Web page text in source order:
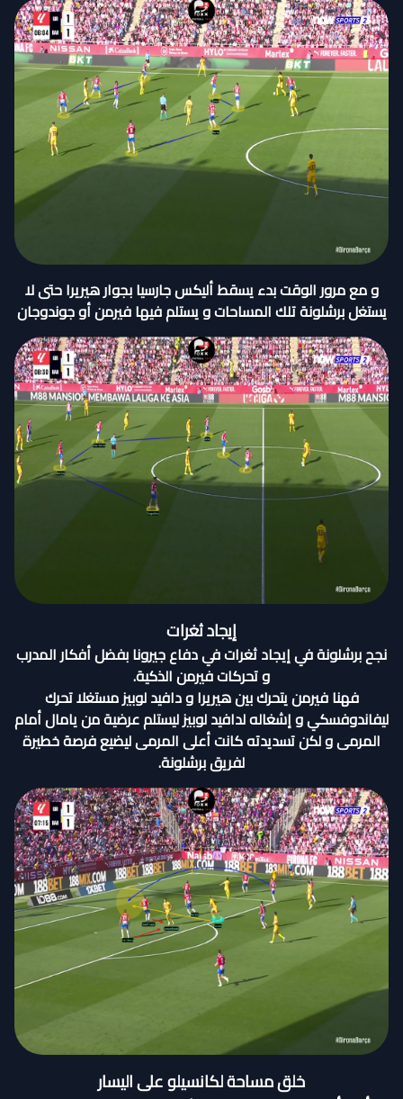
و مع مرور الوقت بدء يسقط أليكس جارسيا بجوار هيريرا حتى لا
يستغل برشلونة تلك المساحات و يستلم فيها فيرمن أو جوندوجان
إيجاد ثغرات
نجح برشلونة في إيجاد ثغرات في دفاع جيرونا بفضل أفكار المدرب
و تحركات فيرمن الذكية.
فهنا فيرمن يتحرك بين هيريرا و دافيد لوبيز مستغلا تحرك
ليفاندوفسكي و إشغاله لدافيد لوبيز ليستلم عرضية من يامال أمام
المرمى و لكن تسديدته كانت أعلى المرمى ليضيع فرصة خطيرة
لفريق برشلونة.
خلق مساحة لكانسيلو على اليسار